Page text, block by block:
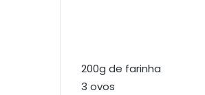
200g de farinha
3 ovos